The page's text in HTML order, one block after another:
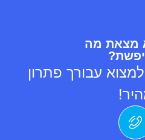
מצאת מה
עבורך פתרון